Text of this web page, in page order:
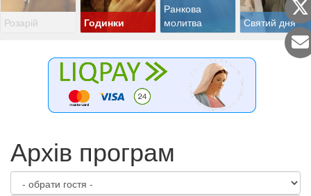
Розарій Годинки
Ранкова
молитва
Святий дня
Архів програм